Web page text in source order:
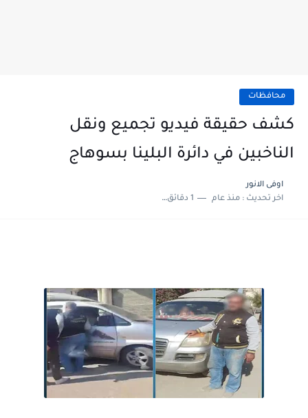
محافظات
كشف حقيقة فيديو تجميع ونقل
الناخبين في دائرة البلينا بسوهاج
اوفى الانور
اخر تحديث :منذ عام 1 دقائق للقراءة